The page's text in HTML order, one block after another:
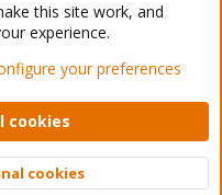
- Light Mode
policy Help Home
2026 XenForo Ltd.
Top
this site work, and
experience.
your preferences
cookies
cookies